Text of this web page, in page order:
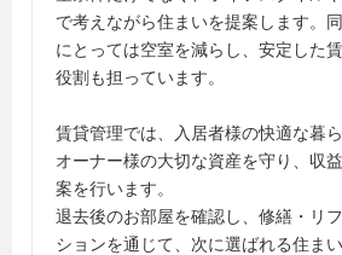
で考えながら住まいを提案します。
にとっては空室を減らし、安定した
役割も担っています。
賃貸管理では、入居者様の快適な暮
オーナー様の大切な資産を守り、収
案を行います。
退去後のお部屋を確認し、修繕・リ
ションを通じて、次に選ばれる住ま